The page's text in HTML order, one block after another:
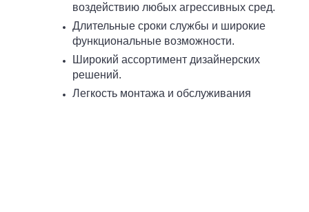
воздействию любых агрессивных сред.
Длительные сроки службы и широкие
функциональные возможности.
Широкий ассортимент дизайнерских
решений.
Легкость монтажа и обслуживания